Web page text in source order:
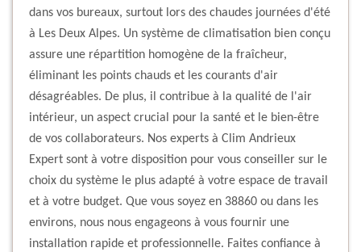
dans vos bureaux, surtout lors des chaudes journées d'été
à Les Deux Alpes. Un système de climatisation bien conçu
assure une répartition homogène de la fraîcheur,
éliminant les points chauds et les courants d'air
désagréables. De plus, il contribue à la qualité de l'air
intérieur, un aspect crucial pour la santé et le bien-être
de vos collaborateurs. Nos experts à Clim Andrieux
Expert sont à votre disposition pour vous conseiller sur le
choix du système le plus adapté à votre espace de travail
et à votre budget. Que vous soyez en 38860 ou dans les
environs, nous nous engageons à vous fournir une
installation rapide et professionnelle. Faites confiance à